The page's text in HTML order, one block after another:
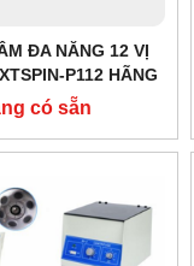
ĐA NĂNG 12 VỊ
P112 HÃNG
MỸ
có sẵn